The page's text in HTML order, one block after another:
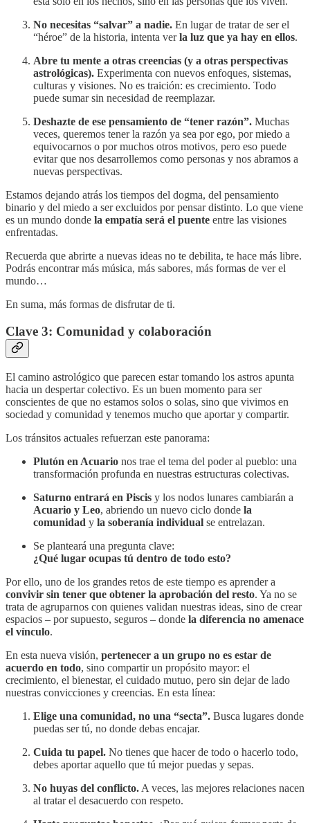
No necesitas “salvar” a nadie. En lugar de tratar de ser el
“héroe” de la historia, intenta verla luz que ya hay en ellos.
Abre tu mente a otras creencias (y a otras perspectivas
astrológicas). Experimenta con nuevos enfoques, sistemas,
culturas y visiones. No es traición: es crecimiento. Todo
puede sumar sin necesidad de reemplazar.
Deshazte de ese pensamiento de “tener razón”. Muchas
veces, queremos tener la razón ya sea por ego, por miedo a
equivocarnos o por muchos otros motivos, pero eso puede
evitar que nos desarrollemos como personas y nos abramos a
nuevas perspectivas.
Estamos dejando atrás los tiempos del dogma, del pensamiento
binario y del miedo a ser excluidos por pensar distinto. Lo que viene
es un mundo donde la empatía será el puente entre las visiones
enfrentadas.
Recuerda que abrirte a nuevas ideas no te debilita, te hace más libre.
Podrás encontrar más música, más sabores, más formas de ver el
mundo…
En suma, más formas de disfrutar de ti.
Clave 3: Comunidad y colaboración
El camino astrológico que parecen estar tomando los astros apunta
hacia un despertar colectivo. Es un buen momento para ser
conscientes de que no estamos solos o solas, sino que vivimos en
sociedad y comunidad y tenemos mucho que aportar y compartir.
Los tránsitos actuales refuerzan este panorama:
Plutón en Acuario nos trae el tema del poder al pueblo: una
transformación profunda en nuestras estructuras colectivas.
Saturno entrará en Piscis y los nodos lunares cambiarán a
Acuario y Leo, abriendo un nuevo ciclo donde la
comunidad y la soberanía individual se entrelazan.
Se planteará una pregunta clave:
¿Qué lugar ocupas tú dentro de todo esto?
Por ello, uno de los grandes retos de este tiempo es aprender a
convivir sin tener que obtener la aprobación del resto. Ya no se
trata de agruparnos con quienes validan nuestras ideas, sino de crear
espacios – por supuesto, seguros – donde la diferencia no amenace
el vínculo.
En esta nueva visión, pertenecer a un grupo no es estar de
acuerdo en todo, sino compartir un propósito mayor: el
crecimiento, el bienestar, el cuidado mutuo, pero sin dejar de lado
nuestras convicciones y creencias. En esta línea:
Elige una comunidad, no una “secta”. Busca lugares donde
puedas ser tú, no donde debas encajar.
Cuida tu papel. No tienes que hacer de todo o hacerlo todo,
debes aportar aquello que tú mejor puedas y sepas.
No huyas del conflicto. A veces, las mejores relaciones nacen
al tratar el desacuerdo con respeto.